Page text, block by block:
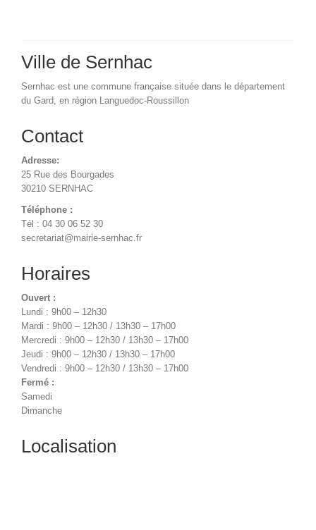
Ville de Sernhac
Sernhac est une commune française située dans le département
du Gard, en région Languedoc-Roussillon
Contact
Adresse:
25 Rue des Bourgades
30210 SERNHAC
Téléphone :
Tél : 04 30 06 52 30
secretariat@mairie-sernhac.fr
Horaires
Ouvert :
Lundi : 9h00 – 12h30
Mardi : 9h00 – 12h30 / 13h30 – 17h00
Mercredi : 9h00 – 12h30 / 13h30 – 17h00
Jeudi : 9h00 – 12h30 / 13h30 – 17h00
Vendredi : 9h00 – 12h30 / 13h30 – 17h00
Fermé :
Samedi
Dimanche
Localisation